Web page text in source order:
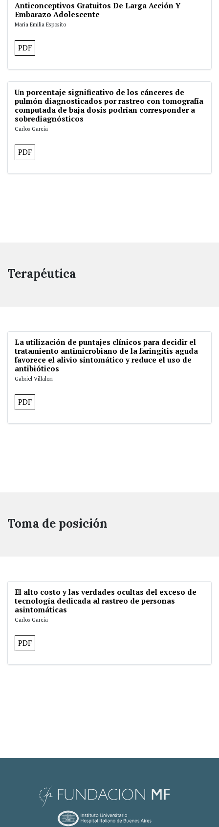
Anticonceptivos Gratuitos De Larga Acción Y
Embarazo Adolescente
Maria Emilia Esposito
PDF
Un porcentaje significativo de los cánceres de
pulmón diagnosticados por rastreo con tomografía
computada de baja dosis podrían corresponder a
sobrediagnósticos
Carlos Garcia
PDF
Terapéutica
La utilización de puntajes clínicos para decidir el
tratamiento antimicrobiano de la faringitis aguda
favorece el alivio sintomático y reduce el uso de
antibióticos
Gabriel Villalon
PDF
Toma de posición
El alto costo y las verdades ocultas del exceso de
tecnología dedicada al rastreo de personas
asintomáticas
Carlos Garcia
PDF